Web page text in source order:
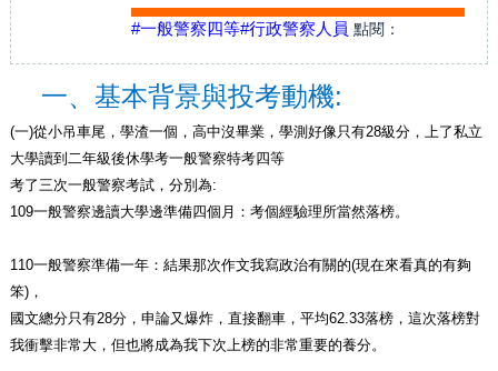
#一般警察四等#行政警察人員 點閱：
一、基本背景與投考動機:
(一)從小吊車尾，學渣一個，高中沒畢業，學測好像只有28級分，上了私立
大學讀到二年級後休學考一般警察特考四等
考了三次一般警察考試，分別為:
109一般警察邊讀大學邊準備四個月：考個經驗理所當然落榜。
110一般警察準備一年：結果那次作文我寫政治有關的(現在來看真的有夠
笨)，
國文總分只有28分，申論又爆炸，直接翻車，平均62.33落榜，這次落榜對
我衝擊非常大，但也將成為我下次上榜的非常重要的養分。